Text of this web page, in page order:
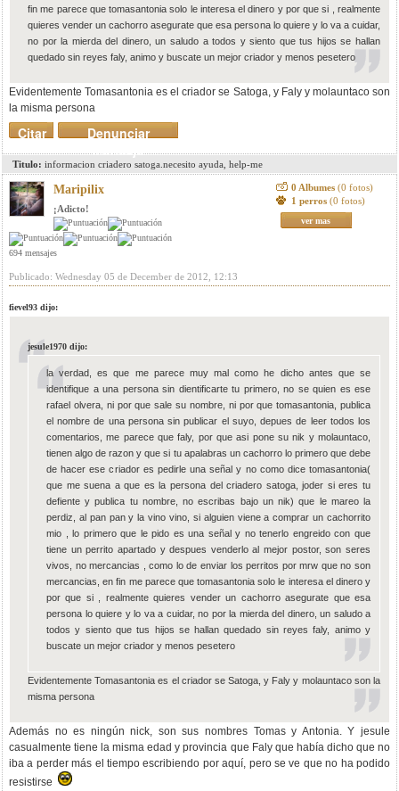
fin me parece que tomasantonia solo le interesa el dinero y por que si , realmente
quieres vender un cachorro asegurate que esa persona lo quiere y lo va a cuidar,
no por la mierda del dinero, un saludo a todos y siento que tus hijos se hallan
quedado sin reyes faly, animo y buscate un mejor criador y menos pesetero
Evidentemente Tomasantonia es el criador se Satoga, y Faly y molauntaco son
la misma persona
Denunciar
mensaje
Citar
Titulo: informacion criadero satoga.necesito ayuda, help-me
Maripilix
¡Adicto!
694 mensajes
0 Albumes (0 fotos)
1 perros (0 fotos)
ver mas
Publicado: Wednesday 05 de December de 2012, 12:13
fievel93 dijo:
jesule1970 dijo:
la verdad, es que me parece muy mal como he dicho antes que se
identifique a una persona sin dientificarte tu primero, no se quien es ese
rafael olvera, ni por que sale su nombre, ni por que tomasantonia, publica
el nombre de una persona sin publicar el suyo, depues de leer todos los
comentarios, me parece que faly, por que asi pone su nik y molauntaco,
tienen algo de razon y que si tu apalabras un cachorro lo primero que debe
de hacer ese criador es pedirle una señal y no como dice tomasantonia(
que me suena a que es la persona del criadero satoga, joder si eres tu
defiente y publica tu nombre, no escribas bajo un nik) que le mareo la
perdiz, al pan pan y la vino vino, si alguien viene a comprar un cachorrito
mio , lo primero que le pido es una señal y no tenerlo engreido con que
tiene un perrito apartado y despues venderlo al mejor postor, son seres
vivos, no mercancias , como lo de enviar los perritos por mrw que no son
mercancias, en fin me parece que tomasantonia solo le interesa el dinero y
por que si , realmente quieres vender un cachorro asegurate que esa
persona lo quiere y lo va a cuidar, no por la mierda del dinero, un saludo a
todos y siento que tus hijos se hallan quedado sin reyes faly, animo y
buscate un mejor criador y menos pesetero
Evidentemente Tomasantonia es el criador se Satoga, y Faly y molauntaco son la
misma persona
Además no es ningún nick, son sus nombres Tomas y Antonia. Y jesule
casualmente tiene la misma edad y provincia que Faly que había dicho que no
iba a perder más el tiempo escribiendo por aquí, pero se ve que no ha podido
resistirse